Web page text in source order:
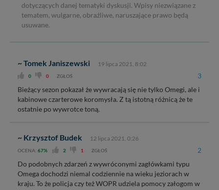
dotyczących danej tematyki dyskusji. Wpisy niezwiązane z
tematem, wulgarne, obraźliwe, naruszające prawo będą
usuwane.
~ Tomek Janiszewski 19 lipca 2021, 8:02
0 0 ZGŁOŚ 3
Bieżący sezon pokazał że wywracają się nie tylko Omegi, ale i
kabinowe czarterowe koromysła. Z tą istotną różnicą że te
ostatnie po wywrotce toną.
~ Krzysztof Budek 12 lipca 2021, 0:26
OCENA: 67% 2 1 ZGŁOŚ 2
Do podobnych zdarzeń z wywróconymi zagłówkami typu
Omega dochodzi niemal codziennie na wieku jeziorach w
kraju. To że policja czy też WOPR udziela pomocy załogom w